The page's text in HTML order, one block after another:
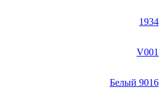
1934
V001
Белый 9016